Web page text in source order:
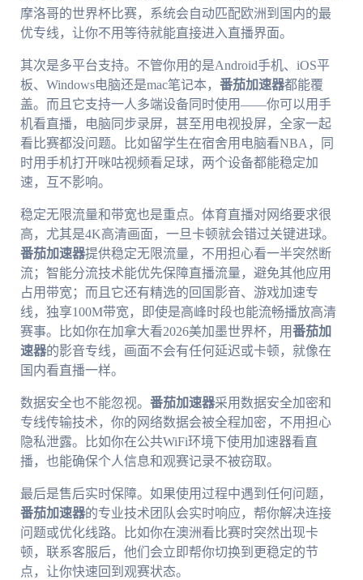
摩洛哥的世界杯比赛，系统会自动匹配欧洲到国内的最
优专线，让你不用等待就能直接进入直播界面。
其次是多平台支持。不管你用的是Android手机、iOS平
板、Windows电脑还是mac笔记本， 番茄加速器都能覆
盖。而且它支持一人多端设备同时使用——你可以用手
机看直播，电脑同步录屏，甚至用电视投屏，全家一起
看比赛都没问题。比如留学生在宿舍用电脑看NBA，同
时用手机打开咪咕视频看足球，两个设备都能稳定加
速，互不影响。
稳定无限流量和带宽也是重点。体育直播对网络要求很
高，尤其是4K高清画面，一旦卡顿就会错过关键进球。
番茄加速器提供稳定无限流量，不用担心看一半突然断
流；智能分流技术能优先保障直播流量，避免其他应用
占用带宽；而且它还有精选的回国影音、游戏加速专
线，独享100M带宽，即使是高峰时段也能流畅播放高清
赛事。比如你在加拿大看2026美加墨世界杯，用番茄加
速器的影音专线，画面不会有任何延迟或卡顿，就像在
国内看直播一样。
数据安全也不能忽视。 番茄加速器采用数据安全加密和
专线传输技术，你的网络数据会被全程加密，不用担心
隐私泄露。比如你在公共WiFi环境下使用加速器看直
播，也能确保个人信息和观赛记录不被窃取。
最后是售后实时保障。如果使用过程中遇到任何问题，
番茄加速器的专业技术团队会实时响应，帮你解决连接
问题或优化线路。比如你在澳洲看比赛时突然出现卡
顿，联系客服后，他们会立即帮你切换到更稳定的节
点，让你快速回到观赛状态。